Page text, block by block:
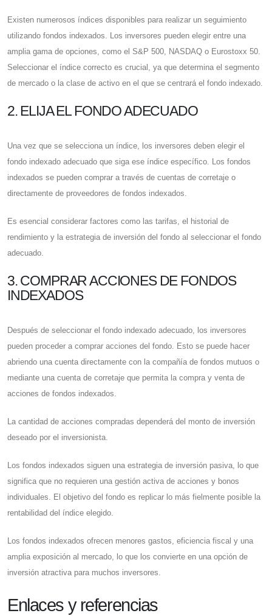
Existen numerosos índices disponibles para realizar un seguimiento
utilizando fondos indexados. Los inversores pueden elegir entre una
amplia gama de opciones, como el S&P 500, NASDAQ o Eurostoxx 50.
Seleccionar el índice correcto es crucial, ya que determina el segmento
de mercado o la clase de activo en el que se centrará el fondo indexado.
2. ELIJA EL FONDO ADECUADO
Una vez que se selecciona un índice, los inversores deben elegir el
fondo indexado adecuado que siga ese índice específico. Los fondos
indexados se pueden comprar a través de cuentas de corretaje o
directamente de proveedores de fondos indexados.
Es esencial considerar factores como las tarifas, el historial de
rendimiento y la estrategia de inversión del fondo al seleccionar el fondo
adecuado.
3. COMPRAR ACCIONES DE FONDOS
INDEXADOS
Después de seleccionar el fondo indexado adecuado, los inversores
pueden proceder a comprar acciones del fondo. Esto se puede hacer
abriendo una cuenta directamente con la compañía de fondos mutuos o
mediante una cuenta de corretaje que permita la compra y venta de
acciones de fondos indexados.
La cantidad de acciones compradas dependerá del monto de inversión
deseado por el inversionista.
Los fondos indexados siguen una estrategia de inversión pasiva, lo que
significa que no requieren una gestión activa de acciones y bonos
individuales. El objetivo del fondo es replicar lo más fielmente posible la
rentabilidad del índice elegido.
Los fondos indexados ofrecen menores gastos, eficiencia fiscal y una
amplia exposición al mercado, lo que los convierte en una opción de
inversión atractiva para muchos inversores.
Enlaces y referencias